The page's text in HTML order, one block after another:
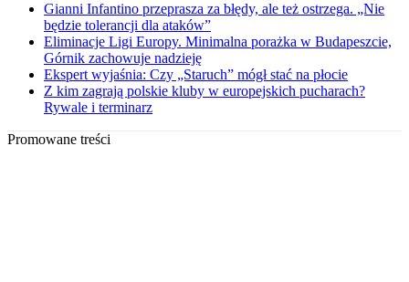
Gianni Infantino przeprasza za błędy, ale też ostrzega. „Nie
będzie tolerancji dla ataków”
Eliminacje Ligi Europy. Minimalna porażka w Budapeszcie,
Górnik zachowuje nadzieję
Ekspert wyjaśnia: Czy „Staruch” mógł stać na płocie
Z kim zagrają polskie kluby w europejskich pucharach?
Rywale i terminarz
Promowane treści